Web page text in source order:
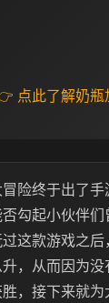
点此了解奶瓶
险终于出了手
勾起小伙伴
这款游戏之
，从而因为
，接下来就